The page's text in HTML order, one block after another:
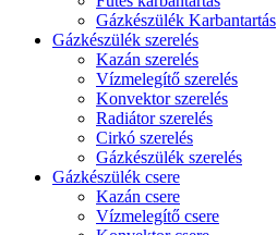
Gázkészülék Karbantartás
Gázkészülék szerelés
Kazán szerelés
Vízmelegítő szerelés
Konvektor szerelés
Radiátor szerelés
Cirkó szerelés
Gázkészülék szerelés
Gázkészülék csere
Kazán csere
Vízmelegítő csere